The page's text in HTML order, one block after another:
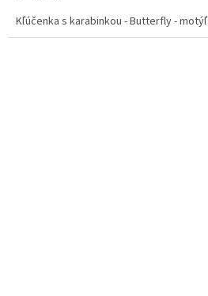
Kľúčenka s karabinkou - Butterfly - motýľ